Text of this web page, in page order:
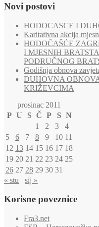
Novi postovi
HODOCASCE I
Karitativna akcija
HODOČAŠĆE
I MJESNIH
PODRUČNOG
Godišnja obnova
DUHOVNA
KRIŽEVCIMA
prosinac 2011
P U S Č P S N
1
2 3
4
5
6 7 8 9 10 11
12 13 14 15 16 17 18
19 20 21 22 23 24 25
26 27 28 29 30 31
« stu
sij »
Korisne poveznice
Fra3.net